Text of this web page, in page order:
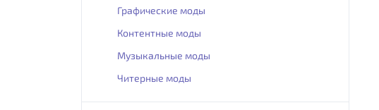
Графические моды
Контентные моды
Музыкальные моды
Читерные моды